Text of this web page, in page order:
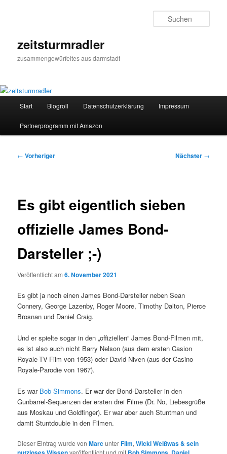
zeitsturmradler
zusammengewürfeltes aus darmstadt
Start Blogroll Datenschutzerklärung Impressum
Partnerprogramm mit Amazon
Beitragsnavigation
← Vorheriger Nächster →
Es gibt eigentlich sieben
offizielle James Bond-
Darsteller ;-)
Veröffentlicht am6. November 2021
Es gibt ja noch einen James Bond-Darsteller neben Sean
Connery, George Lazenby, Roger Moore, Timothy Dalton, Pierce
Brosnan und Daniel Craig.
Und er spielte sogar in den „offiziellen“ James Bond-Filmen mit,
es ist also auch nicht Barry Nelson (aus dem ersten Casion
Royale-TV-Film von 1953) oder David Niven (aus der Casino
Royale-Parodie von 1967).
Es war Bob Simmons. Er war der Bond-Darsteller in den
Gunbarrel-Sequenzen der ersten drei Filme (Dr. No, Liebesgrüße
aus Moskau und Goldfinger). Er war aber auch Stuntman und
damit Stuntdouble in den Filmen.
Dieser Eintrag wurde vonMarcunterFilm,Wicki Weißwas & sein